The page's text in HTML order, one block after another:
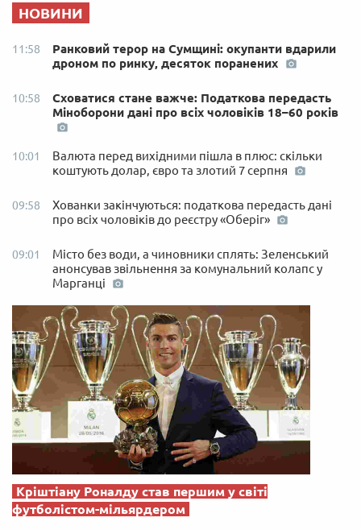
НОВИНИ
11:58
Ранковий терор на Сумщині: окупанти вдарили
дроном по ринку, десяток поранених
10:58
Сховатися стане важче: Податкова передасть
Міноборони дані про всіх чоловіків 18–60 років
10:01
Валюта перед вихідними пішла в плюс: скільки
коштують долар, євро та злотий 7 серпня
09:58
Хованки закінчуються: податкова передасть дані
про всіх чоловіків до реєстру «Оберіг»
09:01
Місто без води, а чиновники сплять: Зеленський
анонсував звільнення за комунальний колапс у
Марганці
Кріштіану Роналду став першим у світі
футболістом-мільярдером